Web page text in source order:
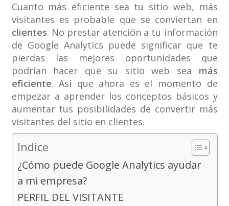
Cuanto más eficiente sea tu sitio web, más
visitantes es probable que se conviertan en
clientes. No prestar atención a tu información
de Google Analytics puede significar que te
pierdas las mejores oportunidades que
podrían hacer que su sitio web sea más
eficiente. Así que ahora es el momento de
empezar a aprender los conceptos básicos y
aumentar tus posibilidades de convertir más
visitantes del sitio en clientes.
Indice
¿Cómo puede Google Analytics ayudar
a mi empresa?
PERFIL DEL VISITANTE